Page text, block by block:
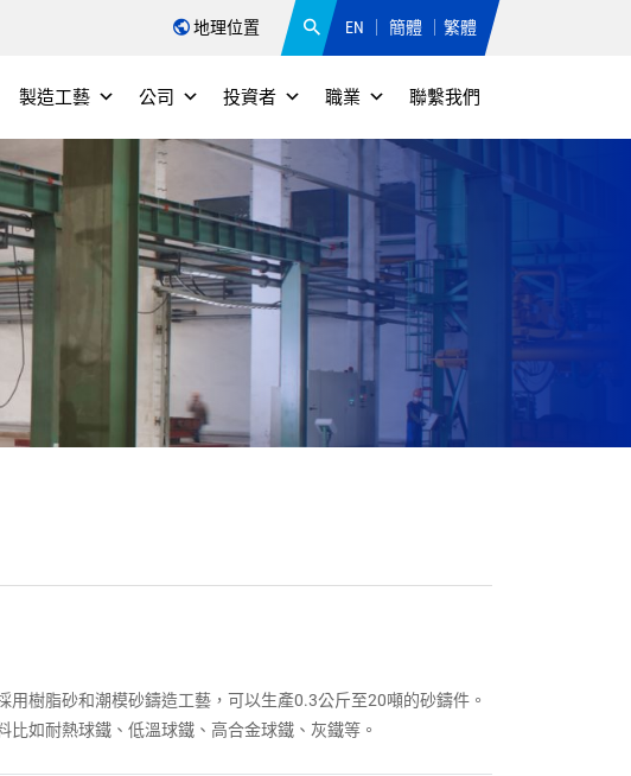
地理位置 EN 簡體 繁體
製造工藝 公司 投資者 職業 聯繫我們
樹脂砂和潮模砂鑄造工藝，可以生產0.3公斤至20噸的砂鑄件。
如耐熱球鐵、低溫球鐵、高合金球鐵、灰鐵等。